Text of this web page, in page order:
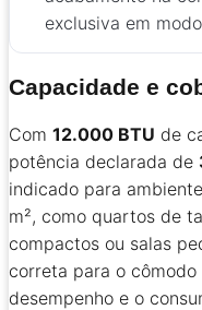
exclusiva em modo
Capacidade e
Com 12.000 BTU de
potência declarada de
indicado para
m², como quartos de
compactos ou salas
correta para o
desempenho e o